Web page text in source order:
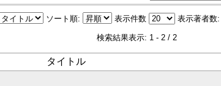
ソート順: 表示件数 表示著者数:
検索結果表示: 1 - 2 / 2
タイトル